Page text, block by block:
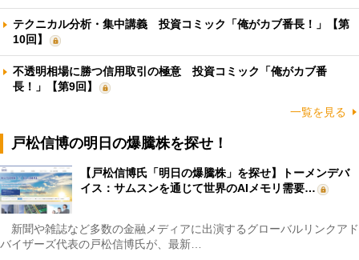
テクニカル分析・集中講義 投資コミック「俺がカブ番長！」【第
10回】
不透明相場に勝つ信用取引の極意 投資コミック「俺がカブ番
長！」【第9回】
一覧を見る
戸松信博の明日の爆騰株を探せ！
【戸松信博氏「明日の爆騰株」を探せ】トーメンデバ
イス：サムスンを通じて世界のAIメモリ需要…
新聞や雑誌など多数の金融メディアに出演するグローバルリンクアド
バイザーズ代表の戸松信博氏が、最新…